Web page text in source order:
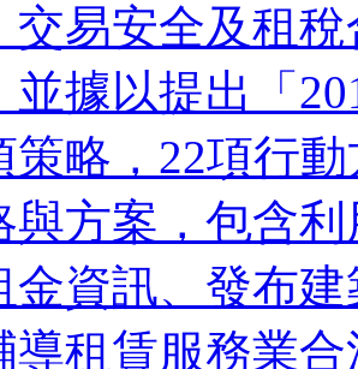
交易安全及租
並據以提出「
策略，22項行
與方案，包含
金資訊、發布
導租賃服務業